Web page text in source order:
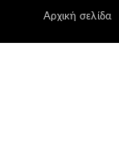
Αρχική σελίδα